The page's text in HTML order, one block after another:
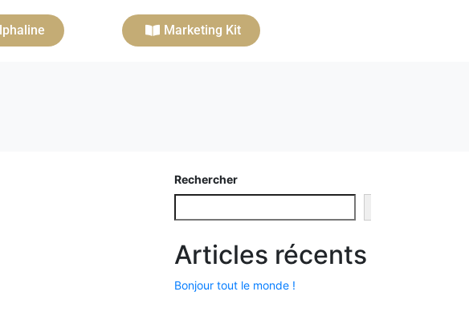
Marketing Kit
Rechercher
Articles récents
Bonjour tout le monde !